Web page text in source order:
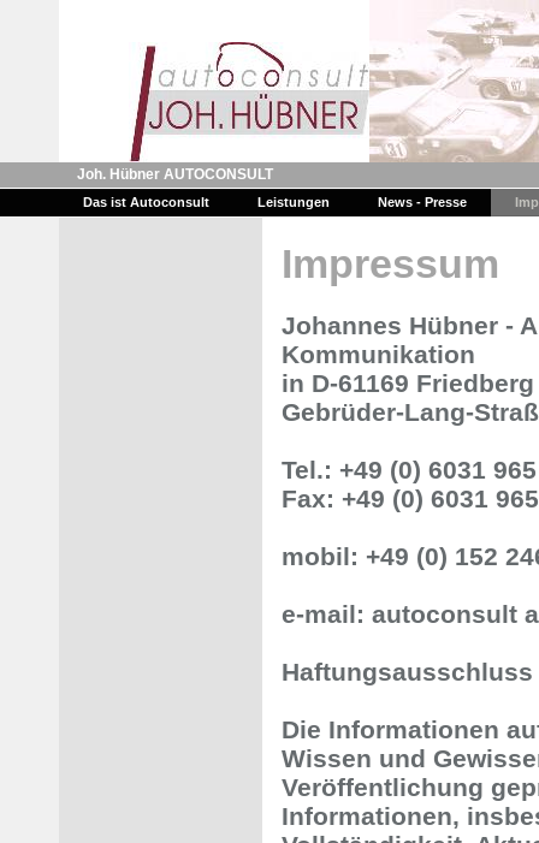
Joh. Hübner AUTOCONSULT
Das ist Autoconsult Leistungen News - Presse
Impressum
Johannes Hübner -
Kommunikation
in D-61169 Friedberg
Gebrüder-Lang-
Tel.: +49 (0) 6031
Fax: +49 (0) 6031
mobil: +49 (0) 152
e-mail: autoconsult
Die Informationen
Wissen und
Veröffentlichung
Informationen,